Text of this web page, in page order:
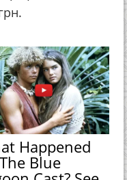
Happened
Blue